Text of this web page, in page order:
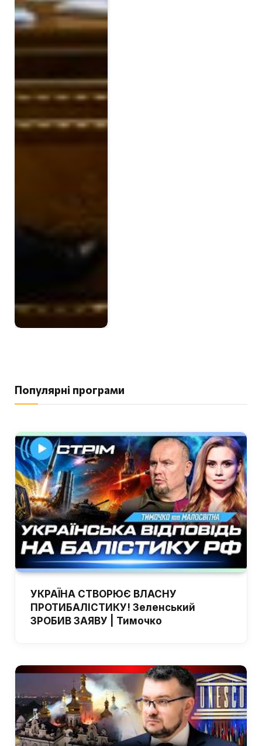
Популярні програми
УКРАЇНА СТВОРЮЄ ВЛАСНУ
ПРОТИБАЛІСТИКУ! Зеленський
ЗРОБИВ ЗАЯВУ | Тимочко